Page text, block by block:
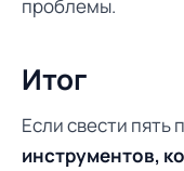
проблемы.
Итог
Если свести пять
инструментов,